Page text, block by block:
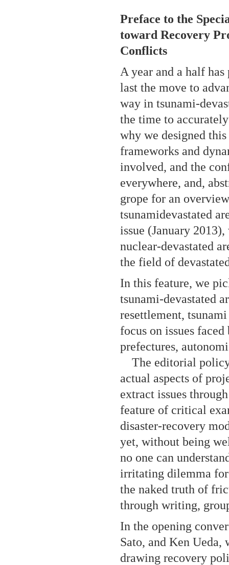
Preface to the
toward Recovery
Conflicts
A year and a half has
last the move to
way in tsunami-
the time to
why we designed
frameworks and
involved, and the
everywhere, and,
grope for an
tsunamidevastated
issue (January
nuclear-devastated
the field of
In this feature, we
tsunami-devastated
resettlement,
focus on issues
prefectures,
The editorial policy
actual aspects of
extract issues
feature of critical
disaster-recovery
yet, without being
no one can
irritating dilemma
the naked truth of
through writing,
In the opening
Sato, and Ken
drawing recovery